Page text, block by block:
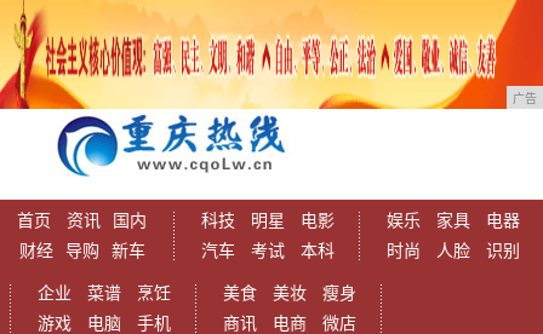
广告
首页 资讯
国内
财经
导购 新车
科技 明星
电影
汽车
考试 本科
娱乐 家具
电器
时尚
人脸 识别
企业 菜谱
烹饪
游戏
电脑 手机
美食 美妆
瘦身
商讯
电商 微店